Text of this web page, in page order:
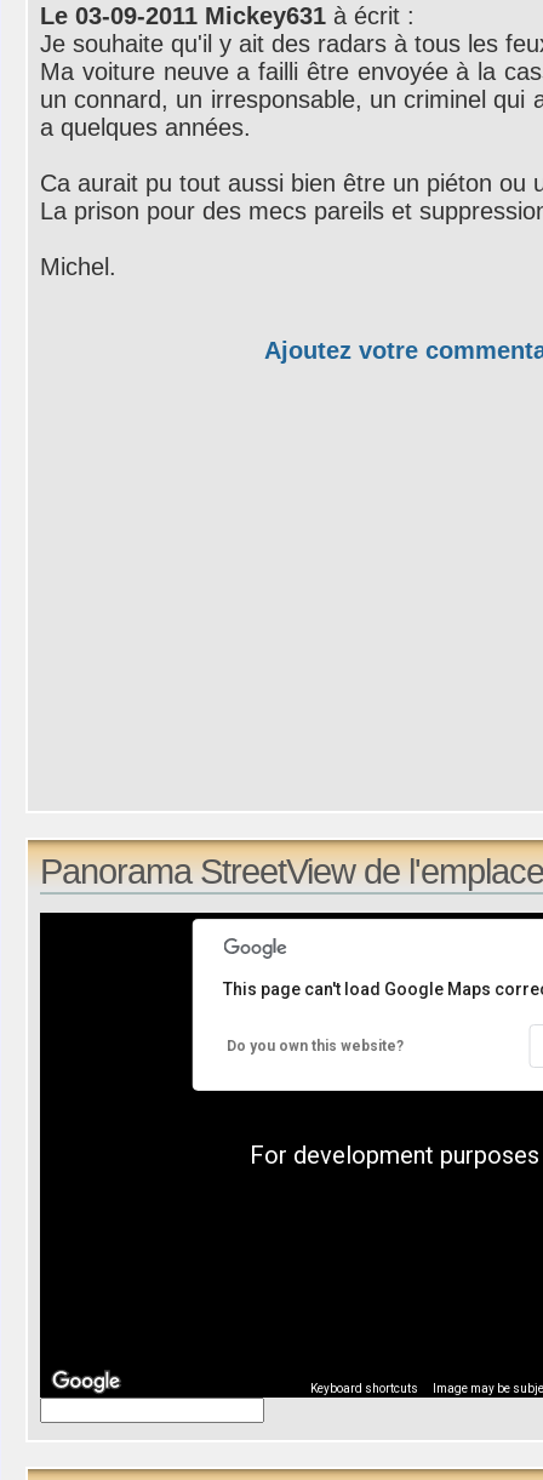
Le 03-09-2011 Mickey631 à écrit :
Je souhaite qu'il y ait des radars à tous les
Ma voiture neuve a failli être envoyée à la
un connard, un irresponsable, un criminel qui
a quelques années.
Ca aurait pu tout aussi bien être un piéton ou
La prison pour des mecs pareils et
Michel.
Ajoutez votre
Panorama StreetView de
For development
Keyboard shortcuts Image may be
This page can't load Google Maps
Do you own this website?